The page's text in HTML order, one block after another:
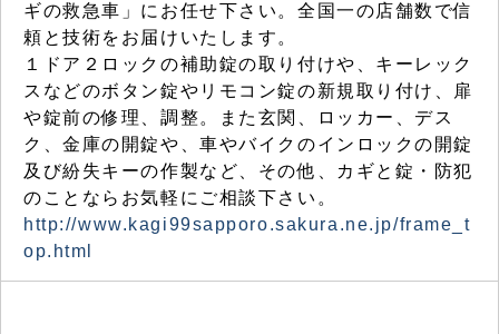
ギの救急車」にお任せ下さい。全国一の店舗数で信
頼と技術をお届けいたします。
１ドア２ロックの補助錠の取り付けや、キーレック
スなどのボタン錠やリモコン錠の新規取り付け、扉
や錠前の修理、調整。また玄関、ロッカー、デス
ク、金庫の開錠や、車やバイクのインロックの開錠
及び紛失キーの作製など、その他、カギと錠・防犯
のことならお気軽にご相談下さい。
http://www.kagi99sapporo.sakura.ne.jp/frame_t
op.html